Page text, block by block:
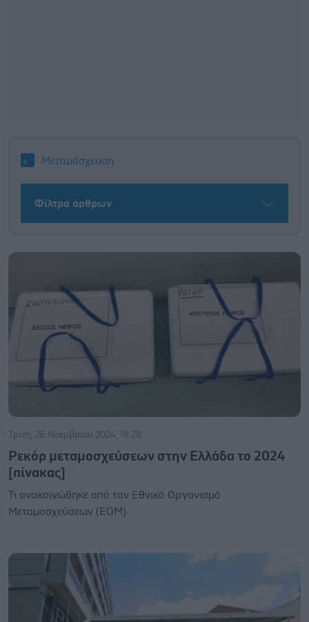
Μεταμόσχευση
Φίλτρα άρθρων
Τρίτη, 26 Νοεμβρίου 2024, 18:28
Ρεκόρ μεταμοσχεύσεων στην Ελλάδα το 2024
[πίνακας]
Τι ανακοινώθηκε από τον Εθνικό Οργανισμό
Μεταμοσχεύσεων (ΕΟΜ).